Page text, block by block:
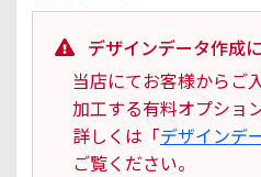
デザインデータ作成
当店にてお客様からご
加工する有料オプション
詳しくは「デザインデ
ご覧ください。